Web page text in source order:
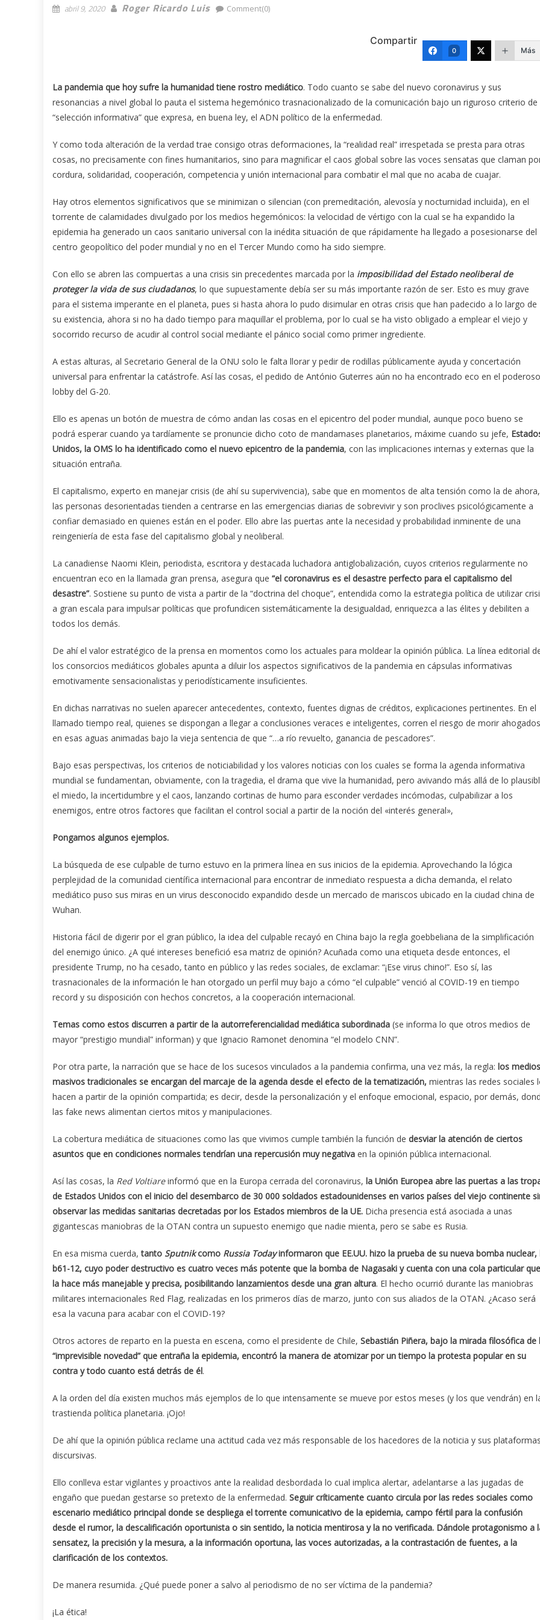
abril 9, 2020 Roger Ricardo Luis Comment(0)
Compartir
0 Más
La pandemia que hoy sufre la humanidad tiene rostro mediático. Todo cuanto se sabe del nuevo coronavirus y sus
resonancias a nivel global lo pauta el sistema hegemónico trasnacionalizado de la comunicación bajo un riguroso criterio de
“selección informativa” que expresa, en buena ley, el ADN político de la enfermedad.
Y como toda alteración de la verdad‎ trae consigo otras deformaciones, la “realidad real” irrespetada se presta para otras
cosas, no precisamente con fines humanitarios, sino para magnificar el caos global sobre las voces sensatas que claman
cordura, solidaridad, cooperación, competencia y unión internacional para combatir el mal que no acaba de cuajar.
Hay otros elementos significativos que se minimizan o silencian (con premeditación, alevosía y nocturnidad incluida), en el
torrente de calamidades divulgado por los medios hegemónicos: la velocidad de vértigo con la cual se ha expandido la
epidemia ha generado un caos sanitario universal con la inédita situación de que rápidamente ha llegado a posesionarse del
centro geopolítico del poder mundial y no en el Tercer Mundo como ha sido siempre.
Con ello se abren las compuertas a una crisis sin precedentes marcada por la imposibilidad del Estado neoliberal de
proteger la vida de sus ciudadanos, lo que supuestamente debía ser su más importante razón de ser. Esto es muy grave
para el sistema imperante en el planeta, pues si hasta ahora lo pudo disimular en otras crisis que han padecido a lo largo de
su existencia, ahora si no ha dado tiempo para maquillar el problema, por lo cual se ha visto obligado a emplear el viejo y
socorrido recurso de acudir al control social mediante el pánico social como primer ingrediente.
A estas alturas, al Secretario General de la ONU solo le falta llorar y pedir de rodillas públicamente ayuda y concertación
universal para enfrentar la catástrofe. Así las cosas, el pedido de António Guterres aún no ha encontrado eco en el poderoso
lobby del G-20.
Ello es apenas un botón de muestra de cómo andan las cosas en el epicentro del poder mundial, aunque poco bueno se
podrá esperar cuando ya tardíamente se pronuncie dicho coto de mandamases planetarios, máxime cuando su jefe,
Unidos, la OMS lo ha identificado como el nuevo epicentro de la pandemia, con las implicaciones internas y externas que la
situación entraña.
El capitalismo, experto en manejar crisis (de ahí su supervivencia), sabe que en momentos de alta tensión como la de ahora,
las personas desorientadas tienden a centrarse en las emergencias diarias de sobrevivir y son proclives psicológicamente a
confiar demasiado en quienes están en el poder. Ello abre las puertas ante la necesidad y probabilidad inminente de una
reingeniería de esta fase del capitalismo global y neoliberal.
La canadiense Naomi Klein, periodista, escritora y destacada luchadora antiglobalización, cuyos criterios regularmente no
encuentran eco en la llamada gran prensa, asegura que “el coronavirus es el desastre perfecto para el capitalismo del
desastre”. Sostiene su punto de vista a partir de la “doctrina del choque”, entendida como la estrategia política de utilizar
a gran escala para impulsar políticas que profundicen sistemáticamente la desigualdad, enriquezca a las élites y debiliten a
todos los demás.
De ahí el valor estratégico de la prensa en momentos como los actuales para moldear la opinión pública. La línea editorial
los consorcios mediáticos globales apunta a diluir los aspectos significativos de la pandemia en cápsulas informativas
emotivamente sensacionalistas y periodísticamente insuficientes.
En dichas narrativas no suelen aparecer antecedentes, contexto, fuentes dignas de créditos, explicaciones pertinentes. En el
llamado tiempo real, quienes se dispongan a llegar a conclusiones veraces e inteligentes, corren el riesgo de morir ahogados
en esas aguas animadas bajo la vieja sentencia de que “…a río revuelto, ganancia de pescadores”.
Bajo esas perspectivas, los criterios de noticiabilidad y los valores noticias con los cuales se forma la agenda informativa
mundial se fundamentan, obviamente, con la tragedia, el drama que vive la humanidad, pero avivando más allá de lo
el miedo, la incertidumbre y el caos, lanzando cortinas de humo para esconder verdades incómodas, culpabilizar a los
enemigos, entre otros factores que facilitan el control social a partir de la noción del «interés general»,
Pongamos algunos ejemplos.
La búsqueda de ese culpable de turno estuvo en la primera línea en sus inicios de la epidemia. Aprovechando la lógica
perplejidad de la comunidad científica internacional para encontrar de inmediato respuesta a dicha demanda, el relato
mediático puso sus miras en un virus desconocido expandido desde un mercado de mariscos ubicado en la ciudad china de
Wuhan.
Historia fácil de digerir por el gran público, la idea del culpable recayó en China bajo la regla goebbeliana de la simplificación
del enemigo único. ¿A qué intereses benefició esa matriz de opinión? Acuñada como una etiqueta desde entonces, el
presidente Trump, no ha cesado, tanto en público y las redes sociales, de exclamar: “¡Ese virus chino!”. Eso sí, las
trasnacionales de la información le han otorgado un perfil muy bajo a cómo “el culpable” venció al COVID-19 en tiempo
record y su disposición con hechos concretos, a la cooperación internacional.
‎Temas como estos discurren a partir de la autorreferencialidad mediática subordinada (se informa lo que otros medios de
mayor “prestigio mundial” informan) y que Ignacio Ramonet denomina “el modelo CNN”.
Por otra parte, la narración que se hace de los sucesos vinculados a la pandemia confirma, una vez más, la regla: los medios
masivos tradicionales se encargan del marcaje de la agenda desde el efecto de la tematización, mientras las redes sociales
hacen a partir de la opinión compartida; es decir, desde la personalización y el enfoque emocional, espacio, por demás,
las fake news alimentan ciertos mitos y manipulaciones.
La cobertura mediática de situaciones como las que vivimos cumple también la función de desviar la atención de ciertos
asuntos que en condiciones normales tendrían una repercusión muy negativa en la opinión pública internacional.
Así las cosas, la Red Voltiareinformó que en la Europa cerrada del coronavirus, la ‎Unión Europea abre las puertas a las
de Estados Unidos con el inicio del desembarco de 30 000 soldados estadounidenses en varios países del viejo continente
observar las medidas sanitarias decretadas por los Estados miembros de la UE. Dicha presencia está asociada a unas
gigantescas maniobras de la OTAN contra un supuesto enemigo que nadie mienta, pero se sabe es Rusia.
En esa misma cuerda,tanto Sputnikcomo Russia Todayinformaron que EE.UU. hizo la prueba de su nueva bomba nuclear,
b61-12, cuyo poder destructivo es cuatro veces más potente que la bomba de Nagasaki y cuenta con una cola particular que
la hace más manejable y precisa, posibilitando lanzamientos desde una gran altura. El hecho ocurrió durante las maniobras
militares internacionales Red Flag, realizadas en los primeros días de marzo, junto con sus aliados de la OTAN. ¿Acaso será
esa la vacuna para acabar con el COVID-19?
Otros actores de reparto en la puesta en escena, como el presidente de Chile, Sebastián Piñera, bajo la mirada filosófica de
“imprevisible novedad” que entraña la epidemia, encontró la manera de atomizar por un tiempo la protesta popular en su
contra y todo cuanto está detrás de él.
A la orden del día existen muchos más ejemplos de lo que intensamente se mueve por estos meses (y los que vendrán) en
trastienda política planetaria. ¡Ojo!
De ahí que la opinión pública reclame una actitud cada vez más responsable de los hacedores de la noticia y sus
discursivas.
Ello conlleva estar vigilantes y proactivos ante la realidad desbordada lo cual implica alertar, adelantarse a las jugadas de
engaño que puedan gestarse so pretexto de la enfermedad. Seguir críticamente cuanto circula por las redes sociales como
escenario mediático principal donde se despliega el torrente comunicativo de la epidemia, campo fértil para la confusión
desde el rumor, la descalificación oportunista o sin sentido, la noticia mentirosa y la no verificada. Dándole protagonismo a
sensatez, la precisión y la mesura, a la información oportuna, las voces autorizadas, a la contrastación de fuentes, a la
clarificación de los contextos.
De manera resumida. ¿Qué puede poner a salvo al periodismo de no ser víctima de la pandemia?
¡La ética!